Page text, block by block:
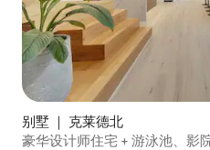
别墅 ｜ 克莱德北
豪华设计师住宅 + 游泳池、影